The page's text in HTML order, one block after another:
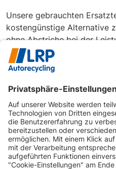
Unsere gebrauchten
kostengünstige Alternative
ohne Abstriche bei der
machen. Um Ihnen
gewähren wir eine
mögliche Mängel oder
Einbau auftreten können,
dass Sie ein qualitativ
Produkt erhalten.
-> zur Ersatzteile Übersicht